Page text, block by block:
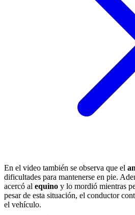
En el video también se observa que el
dificultades para mantenerse en pie.
acercó al equino y lo mordió mientras
pesar de esta situación, el conductor
el vehículo.